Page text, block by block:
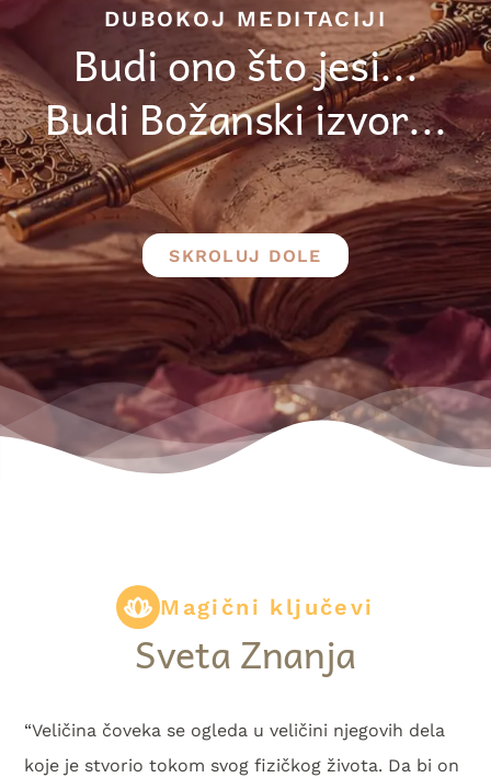
DUBOKOJ MEDITACIJI
Budi ono što jesi...
Budi Božanski izvor...
SKROLUJ DOLE
Magični ključevi
Sveta Znanja
“Veličina čoveka se ogleda u veličini njegovih dela
koje je stvorio tokom svog fizičkog života. Da bi on